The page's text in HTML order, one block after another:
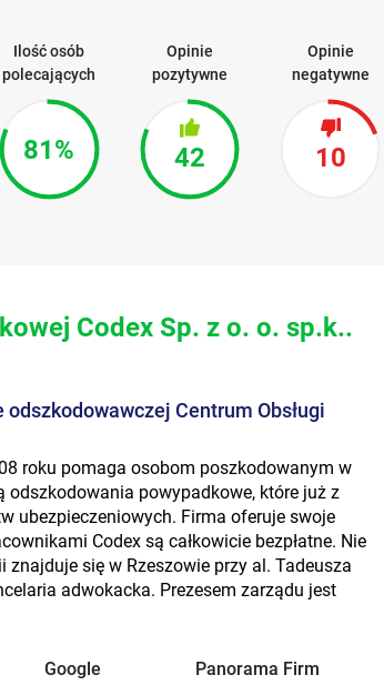
Ilość osób
polecających
81%
Opinie
pozytywne
42
Opinie
negatywne
10
Codex Sp. z o. o. sp.k..
Centrum Obsługi
roku pomaga osobom poszkodowanym w
powypadkowe, które już z
ubezpieczeniowych. Firma oferuje swoje
Codex są całkowicie bezpłatne. Nie
się w Rzeszowie przy al. Tadeusza
adwokacka. Prezesem zarządu jest
Google Panorama Firm